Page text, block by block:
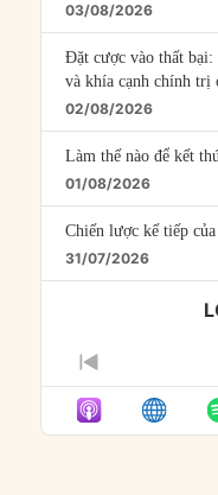
03/08/2026
Đặt cược vào thất bại:
và khía cạnh chính trị
02/08/2026
Làm thế nào để kết
01/08/2026
Chiến lược kế tiếp
31/07/2026
PREVIOUS
EPISODE